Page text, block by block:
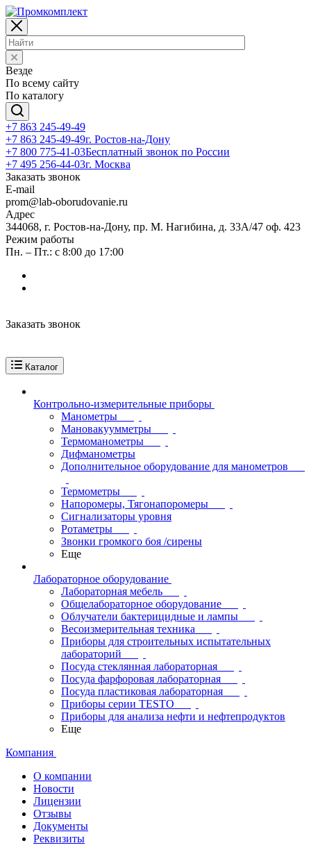
Везде
По всему сайту
По каталогу
+7 863 245-49-49
+7 863 245-49-49г. Ростов-на-Дону
+7 800 775-41-03Бесплатный звонок по России
+7 495 256-44-03г. Москва
Заказать звонок
E-mail
prom@lab-oborudovanie.ru
Адрес
344068, г. Ростов-на-Дону, пр. М. Нагибина, д. 33А/47 оф. 423
Режим работы
Пн. – Пт.: с 8:00 до 17:00
Заказать звонок
Каталог
Контрольно-измерительные приборы
Манометры
Мановакуумметры
Термоманометры
Дифманометры
Дополнительное оборудование для манометров
Термометры
Напоромеры, Тягонапоромеры
Сигнализаторы уровня
Ротаметры
Звонки громкого боя /сирены
Еще
Лабораторное оборудование
Лабораторная мебель
Общелабораторное оборудование
Облучатели бактерицидные и лампы
Весоизмерительная техника
Приборы для строительных испытательных
лабораторий
Посуда стеклянная лабораторная
Посуда фарфоровая лабораторная
Посуда пластиковая лабораторная
Приборы серии TESTO
Приборы для анализа нефти и нефтепродуктов
Еще
Компания
О компании
Новости
Лицензии
Отзывы
Документы
Реквизиты